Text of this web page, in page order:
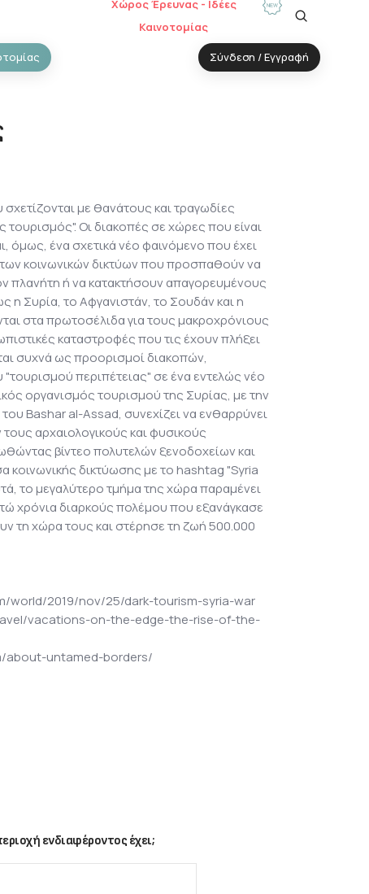
Χώρος Έρευνας - Ιδέες
Καινοτομίας
Σύνδεση / Εγγραφή
με θανάτους και τραγωδίες
τουρισμός". Οι διακοπές σε χώρες που είναι
όμως, ένα σχετικά νέο φαινόμενο που έχει
κοινωνικών δικτύων που προσπαθούν να
πλανήτη ή να κατακτήσουν απαγορευμένους
Συρία, το Αφγανιστάν, το Σουδάν και η
στα πρωτοσέλιδα για τους μακροχρόνιους
καταστροφές που τις έχουν πλήξει
συχνά ως προορισμοί διακοπών,
"τουρισμού περιπέτειας" σε ένα εντελώς νέο
οργανισμός τουρισμού της Συρίας, με την
Bashar al-Assad, συνεχίζει να ενθαρρύνει
αρχαιολογικούς και φυσικούς
βίντεο πολυτελών ξενοδοχείων και
κοινωνικής δικτύωσης με το hashtag "Syria
το μεγαλύτερο τμήμα της χώρα παραμένει
χρόνια διαρκούς πολέμου που εξανάγκασε
τη χώρα τους και στέρησε τη ζωή 500.000
world/2019/nov/25/dark-tourism-syria-war
vacations-on-the-edge-the-rise-of-the-
about-untamed-borders/
ενδιαφέροντος έχει;